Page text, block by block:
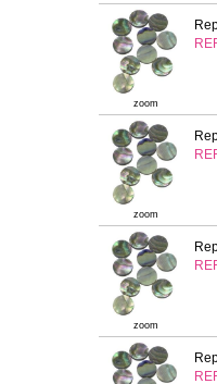
zoom
zoom
zoom